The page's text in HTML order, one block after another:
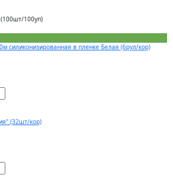
100уп)
силиконизированная в пленке Белая (6рул/кор)
(32шт/кор)